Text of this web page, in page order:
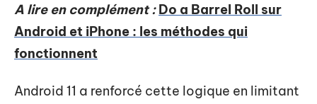
A lire en complément : Do a Barrel Roll sur
Android et iPhone : les méthodes qui
fonctionnent
Android 11 a renforcé cette logique en limitant